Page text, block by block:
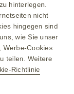
hinterlegen.
nicht
hingegen sind
wie Sie unser
Werbe-Cookies
teilen. Weitere
Richtlinie